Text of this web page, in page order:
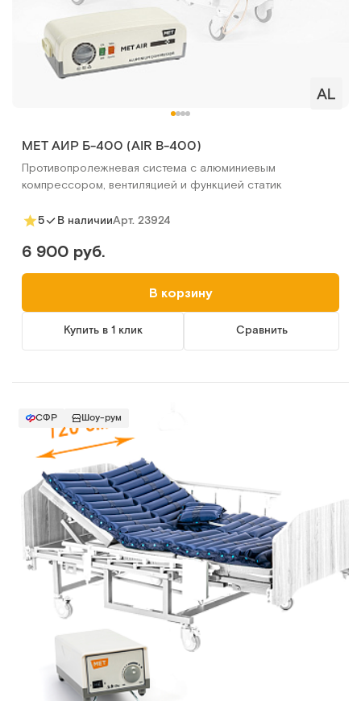
MET АИР Б-400 (AIR B-400)
Противопролежневая система с алюминиевым
компрессором, вентиляцией и функцией статик
5 В наличииАрт. 23924
6 900 руб.
В корзину
Купить в 1 клик Сравнить
СФР Шоу-рум